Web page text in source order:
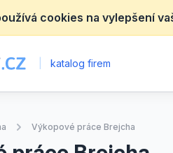
cookies na vylepšení
katalog firem
Výkopové práce Brejcha